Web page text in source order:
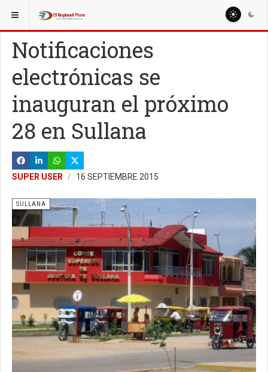
ESTÁ AQUÍ: LOCALES
Notificaciones
electrónicas se
inauguran el próximo
28 en Sullana
SUPER USER 16 SEPTIEMBRE 2015
SULLANA